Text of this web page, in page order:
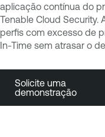
aplicação contínua do
Tenable Cloud Security.
perfis com excesso de
In-Time sem atrasar o
Solicite uma
demonstração